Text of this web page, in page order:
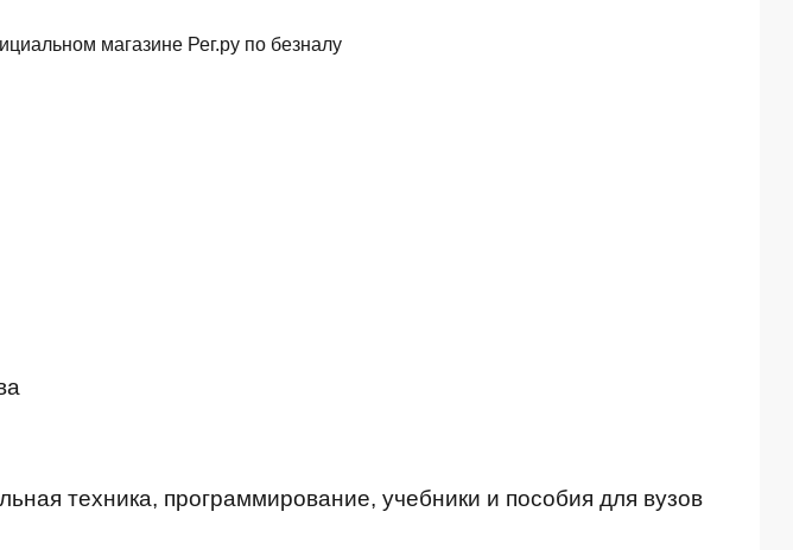
магазине Рег.ру по безналу
техника, программирование, учебники и пособия для вузов